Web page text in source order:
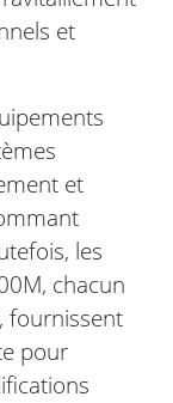
et
et
les
chacun
fournissent
pour